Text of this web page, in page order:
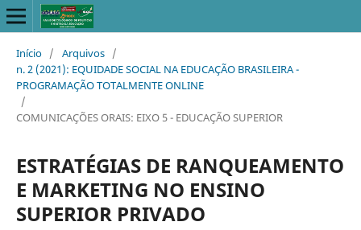
Início / Arquivos /
n. 2 (2021): EQUIDADE SOCIAL NA EDUCAÇÃO BRASILEIRA -
PROGRAMAÇÃO TOTALMENTE ONLINE
/
COMUNICAÇÕES ORAIS: EIXO 5 - EDUCAÇÃO SUPERIOR
ESTRATÉGIAS DE RANQUEAMENTO
E MARKETING NO ENSINO
SUPERIOR PRIVADO